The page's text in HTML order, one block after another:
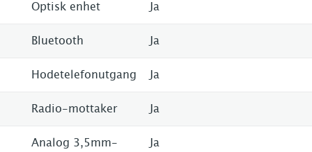
Optisk enhet Ja
Bluetooth Ja
Hodetelefonutgang Ja
Radio-mottaker Ja
Analog 3,5mm-
Ja